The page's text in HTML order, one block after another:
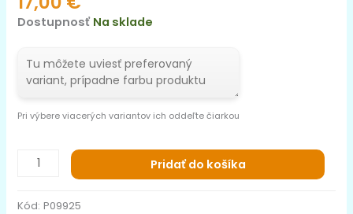
Dostupnosť Na sklade
Pri výbere viacerých variantov ich oddeľte čiarkou
Pridať do košíka
Kód:P09925